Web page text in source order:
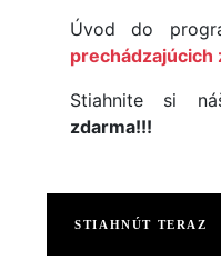
Úvod do
prechádzajúcich
Stiahnite si
zdarma!!!
STIAHNÚT TERAZ